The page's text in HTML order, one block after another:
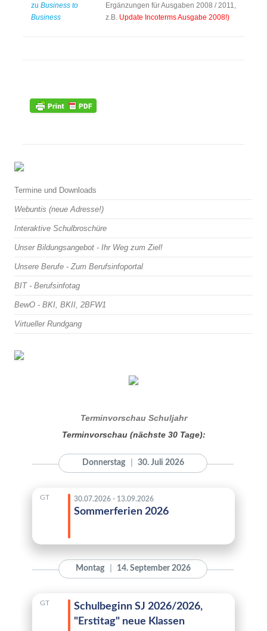
zu Business to
Business
Ergänzungen für Ausgaben 2008 / 2011,
z.B. Update Incoterms Ausgabe 2008!)
Termine und Downloads
Webuntis (neue Adresse!)
Interaktive Schulbroschüre
Unser Bildungsangebot - Ihr Weg zum Ziel!
Unsere Berufe - Zum Berufsinfoportal
BIT - Berufsinfotag
BewO - BKI, BKII, 2BFW1
Virtueller Rundgang
Terminvorschau Schuljahr
Terminvorschau (nächste 30 Tage):